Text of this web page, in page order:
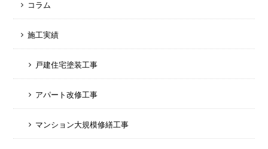
コラム
施工実績
戸建住宅塗装工事
アパート改修工事
マンション大規模修繕工事